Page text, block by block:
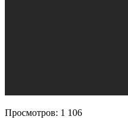
Просмотров: 1 106